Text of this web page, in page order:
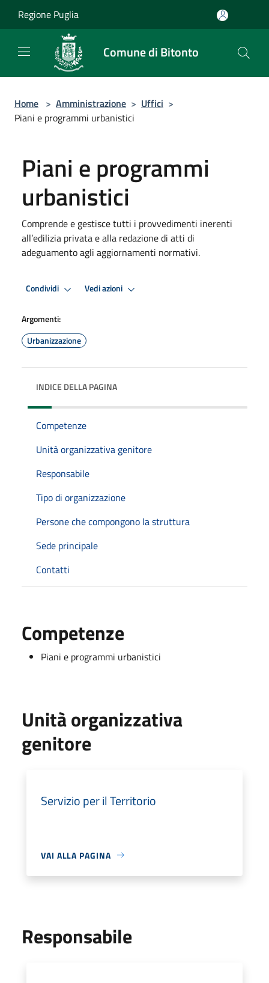
Regione Puglia
Comune di Bitonto
Home > Amministrazione > Uffici >
Piani e programmi urbanistici
Piani e programmi
urbanistici
Comprende e gestisce tutti i provvedimenti inerenti
all’edilizia privata e alla redazione di atti di
adeguamento agli aggiornamenti normativi.
Condividi Vedi azioni
Argomenti:
Urbanizzazione
INDICE DELLA PAGINA
Competenze
Unità organizzativa genitore
Responsabile
Tipo di organizzazione
Persone che compongono la struttura
Sede principale
Contatti
Competenze
Piani e programmi urbanistici
Unità organizzativa
genitore
Servizio per il Territorio
VAI ALLA PAGINA
Responsabile